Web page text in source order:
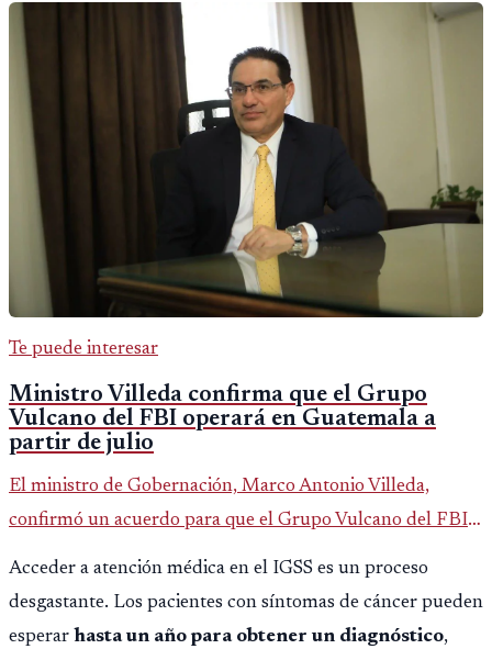
Te puede interesar
Ministro Villeda confirma que el Grupo
Vulcano del FBI operará en Guatemala a
partir de julio
El ministro de Gobernación, Marco Antonio Villeda,
confirmó un acuerdo para que el Grupo Vulcano del FBI
opere en Guatemala a partir de julio, tras un intento
fallido con la administración anterior del Ministerio
Público.
Acceder a atención médica en el IGSS es un proceso
desgastante. Los pacientes con síntomas de cáncer pueden
esperar hasta un año para obtener un diagnóstico,